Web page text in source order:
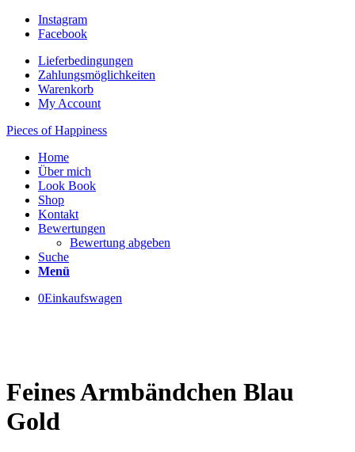
Instagram
Facebook
Lieferbedingungen
Zahlungsmöglichkeiten
Warenkorb
My Account
Pieces of Happiness
Home
Über mich
Look Book
Shop
Kontakt
Bewertungen
Bewertung abgeben
Suche
Menü
0Einkaufswagen
Feines Armbändchen Blau
Gold